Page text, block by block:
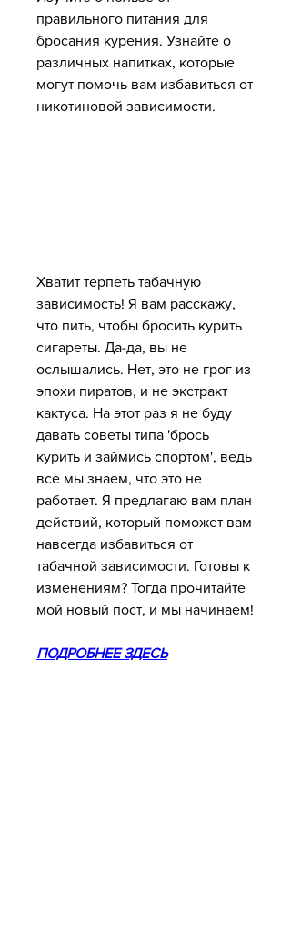
правильного питания для
бросания курения. Узнайте о
различных напитках, которые
могут помочь вам избавиться от
никотиновой зависимости.
Хватит терпеть табачную
зависимость! Я вам расскажу,
что пить, чтобы бросить курить
сигареты. Да-да, вы не
ослышались. Нет, это не грог из
эпохи пиратов, и не экстракт
кактуса. На этот раз я не буду
давать советы типа 'брось
курить и займись спортом', ведь
все мы знаем, что это не
работает. Я предлагаю вам план
действий, который поможет вам
навсегда избавиться от
табачной зависимости. Готовы к
изменениям? Тогда прочитайте
мой новый пост, и мы начинаем!
ПОДРОБНЕЕ ЗДЕСЬ